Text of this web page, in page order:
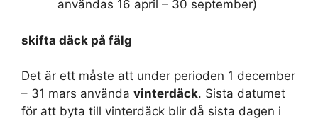
användas 16 april – 30 september)
skifta däck på fälg
Det är ett måste att under perioden 1 december
– 31 mars använda vinterdäck. Sista datumet
för att byta till vinterdäck blir då sista dagen i